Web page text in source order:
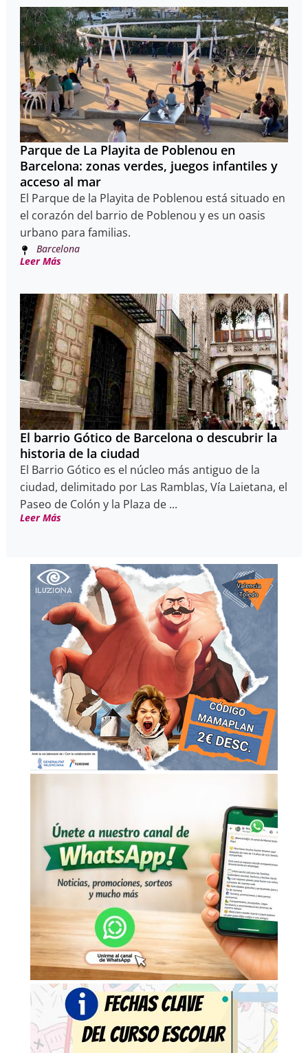
Parque de La Playita de Poblenou en
Barcelona: zonas verdes, juegos infantiles y
acceso al mar
El Parque de la Playita de Poblenou está situado en
el corazón del barrio de Poblenou y es un oasis
urbano para familias.
Barcelona
Leer Más
El barrio Gótico de Barcelona o descubrir la
historia de la ciudad
El Barrio Gótico es el núcleo más antiguo de la
ciudad, delimitado por Las Ramblas, Vía Laietana, el
Paseo de Colón y la Plaza de ...
Leer Más